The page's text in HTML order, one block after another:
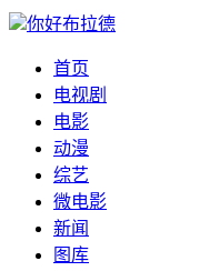
你好布拉德
首页
电视剧
电影
动漫
综艺
微电影
新闻
图库